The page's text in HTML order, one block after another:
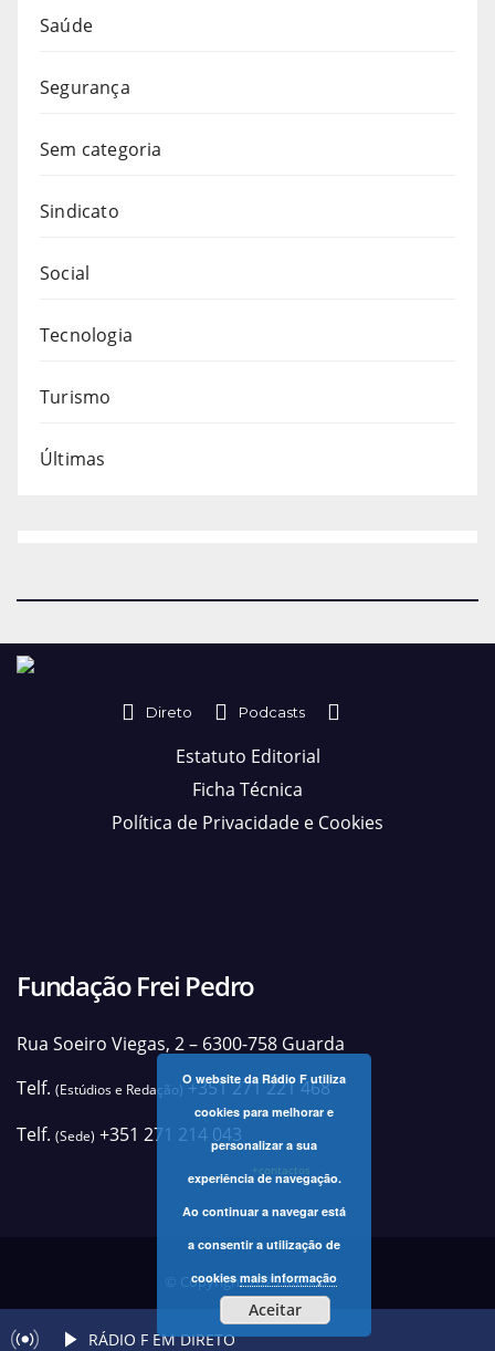
Saúde
Segurança
Sem categoria
Sindicato
Social
Tecnologia
Turismo
Últimas
Direto Podcasts
Estatuto Editorial
Ficha Técnica
Política de Privacidade e Cookies
Fundação Frei Pedro
Rua Soeiro Viegas, 2 – 6300-758 Guarda
Telf. (Estúdios e Redação)+351 271 221 468
Telf. (Sede) +351 271 214 043
+contactos
© Copyright 2025 Rádio F
O website da Rádio F utiliza
cookies para melhorar e
personalizar a sua
experiência de navegação.
Ao continuar a navegar está
a consentir a utilização de
cookiesmais informação
Aceitar
RÁDIO F EM DIRETO